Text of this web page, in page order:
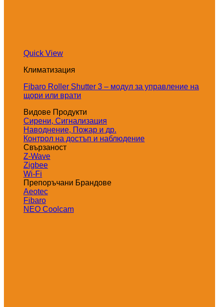
Quick View
Климатизация
Fibaro Roller Shutter 3 – модул за управление на
щори или врати
Видове Продукти
Сирени, Сигнализация
Наводнение, Пожар и др.
Контрол на достъп и наблюдение
Свързаност
Z-Wave
Zigbee
Wi-Fi
Препоръчани Брандове
Aeotec
Fibaro
NEO Coolcam